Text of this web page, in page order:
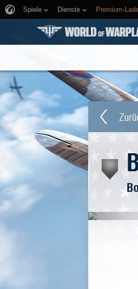
Spiele Dienste Premium-